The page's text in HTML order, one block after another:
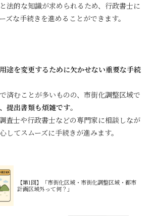
法的な知識が求められるため、行政書士に
ズな手続きを進めることができます。
途を変更するために欠かせない重要な手続
済むことが多いものの、市街化調整区域で
提出書類も煩雑です。
査士や行政書士などの専門家に相談しなが
してスムーズに手続きが進みます。
【第1回】「市街化区域・市街化調整区域・都市
計画区域外って何？」